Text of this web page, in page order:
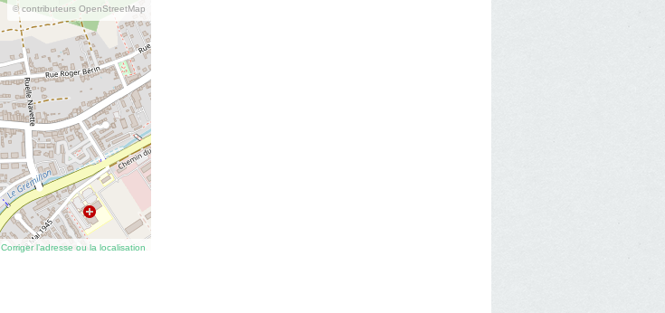
© contributeurs OpenStreetMap
Corriger l’adresse ou la localisation